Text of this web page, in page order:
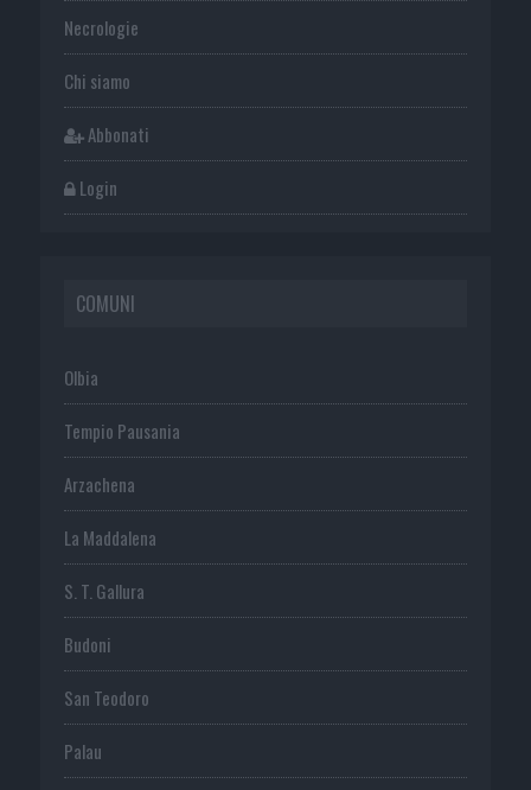
Necrologie
Chi siamo
Abbonati
Login
COMUNI
Olbia
Tempio Pausania
Arzachena
La Maddalena
S. T. Gallura
Budoni
San Teodoro
Palau